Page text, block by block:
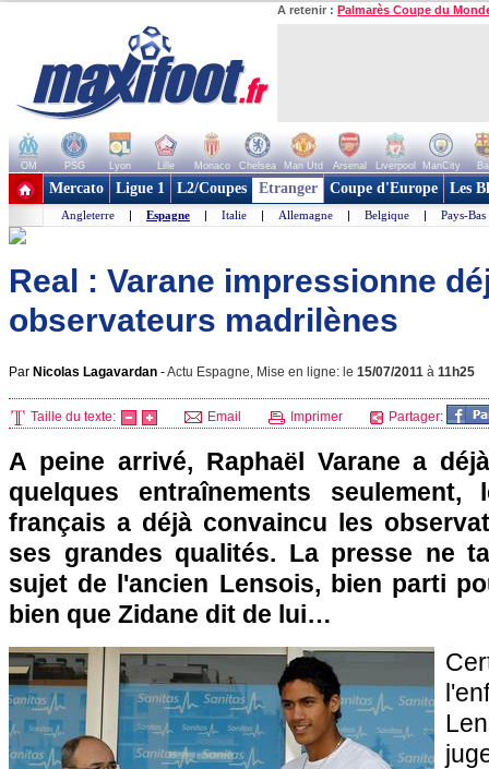
A retenir : Palmarès Coupe du
OM PSG Lyon Lille Monaco Chelsea Man Utd Arsenal Liverpool ManCity
+ de clubs
Mercato Ligue 1 L2/Coupes Etranger Coupe d'Europe Les
Angleterre | Espagne | Italie | Allemagne | Belgique | Pays-Bas
Real : Varane impressionne
observateurs madrilènes
Par Nicolas Lagavardan -Actu Espagne, Mise en ligne: le 15/07/2011 à 11h25
Taille du texte: Email Imprimer Partager:
A peine arrivé, Raphaël Varane a
quelques entraînements seulement,
français a déjà convaincu les
ses grandes qualités. La presse ne
sujet de l'ancien Lensois, bien parti
bien que Zidane dit de lui…